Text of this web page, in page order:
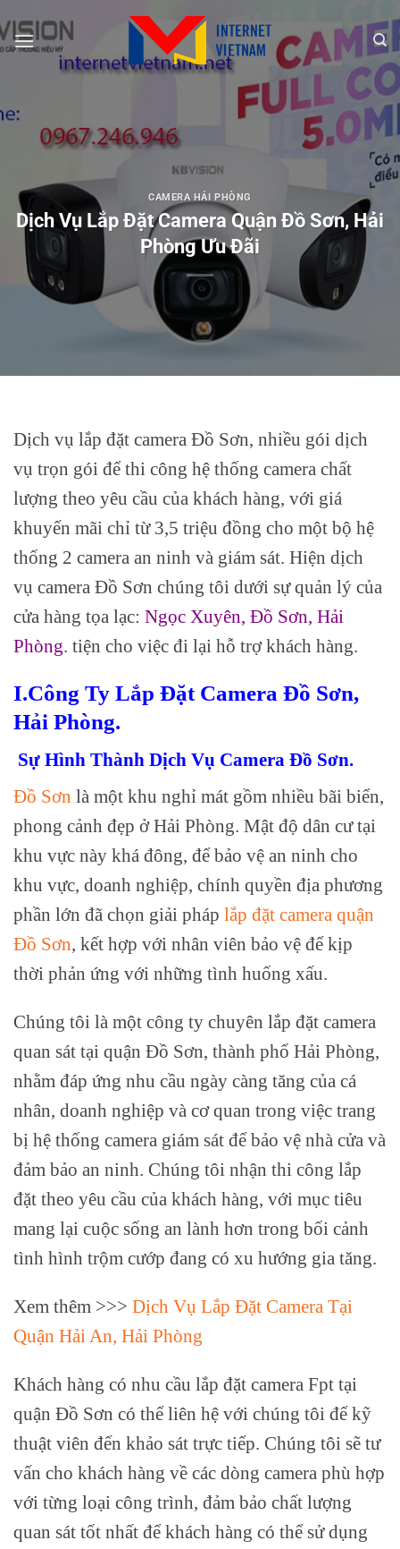
đến
nội
CAMERA HẢI PHÒNG
Dịch Vụ Lắp Đặt Camera Quận Đồ Sơn, Hải
Phòng Ưu Đãi
Dịch vụ lắp đặt camera Đồ Sơn, nhiều gói dịch
vụ trọn gói để thi công hệ thống camera chất
lượng theo yêu cầu của khách hàng, với giá
khuyến mãi chỉ từ 3,5 triệu đồng cho một bộ hệ
thống 2 camera an ninh và giám sát. Hiện dịch
vụ camera Đồ Sơn chúng tôi dưới sự quản lý của
cửa hàng tọa lạc: Ngọc Xuyên, Đồ Sơn, Hải
Phòng. tiện cho việc đi lại hỗ trợ khách hàng.
I.Công Ty Lắp Đặt Camera Đồ Sơn,
Hải Phòng.
Sự Hình Thành Dịch Vụ Camera Đồ Sơn.
Đồ Sơn là một khu nghỉ mát gồm nhiều bãi biển,
phong cảnh đẹp ở Hải Phòng. Mật độ dân cư tại
khu vực này khá đông, để bảo vệ an ninh cho
khu vực, doanh nghiệp, chính quyền địa phương
phần lớn đã chọn giải pháp lắp đặt camera quận
Đồ Sơn, kết hợp với nhân viên bảo vệ để kịp
thời phản ứng với những tình huống xấu.
Chúng tôi là một công ty chuyên lắp đặt camera
quan sát tại quận Đồ Sơn, thành phố Hải Phòng,
nhằm đáp ứng nhu cầu ngày càng tăng của cá
nhân, doanh nghiệp và cơ quan trong việc trang
bị hệ thống camera giám sát để bảo vệ nhà cửa và
đảm bảo an ninh. Chúng tôi nhận thi công lắp
đặt theo yêu cầu của khách hàng, với mục tiêu
mang lại cuộc sống an lành hơn trong bối cảnh
tình hình trộm cướp đang có xu hướng gia tăng.
Xem thêm >>> Dịch Vụ Lắp Đặt Camera Tại
Quận Hải An, Hải Phòng
Khách hàng có nhu cầu lắp đặt camera Fpt tại
quận Đồ Sơn có thể liên hệ với chúng tôi để kỹ
thuật viên đến khảo sát trực tiếp. Chúng tôi sẽ tư
vấn cho khách hàng về các dòng camera phù hợp
với từng loại công trình, đảm bảo chất lượng
quan sát tốt nhất để khách hàng có thể sử dụng